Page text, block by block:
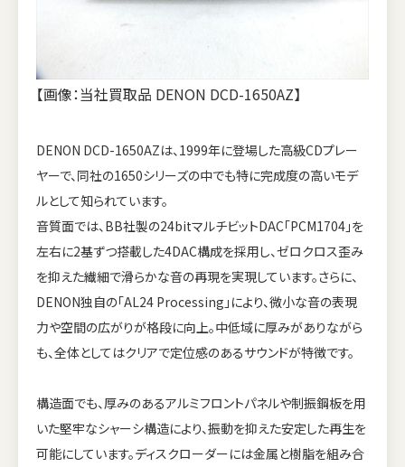
【画像：当社買取品 DENON DCD-1650AZ】
DENON DCD-1650AZは、1999年に登場した高級CDプレー
ヤーで、同社の1650シリーズの中でも特に完成度の高いモデ
ルとして知られています。
音質面では、BB社製の24bitマルチビットDAC「PCM1704」を
左右に2基ずつ搭載した4DAC構成を採用し、ゼロクロス歪み
を抑えた繊細で滑らかな音の再現を実現しています。さらに、
DENON独自の「AL24 Processing」により、微小な音の表現
力や空間の広がりが格段に向上。中低域に厚みがありながら
も、全体としてはクリアで定位感のあるサウンドが特徴です。
構造面でも、厚みのあるアルミフロントパネルや制振鋼板を用
いた堅牢なシャーシ構造により、振動を抑えた安定した再生を
可能にしています。ディスクローダーには金属と樹脂を組み合